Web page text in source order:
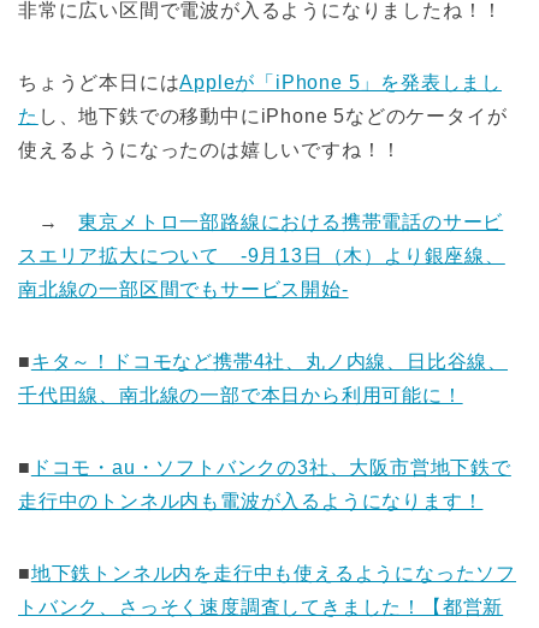
非常に広い区間で電波が入るようになりましたね！！
ちょうど本日にはAppleが「iPhone 5」を発表しまし
た し、地下鉄での移動中にiPhone 5などのケータイが
使えるようになったのは嬉しいですね！！
→東京メトロ一部路線における携帯電話のサービ
スエリア拡大について -9月13日（木）より銀座線、
南北線の一部区間でもサービス開始-
■キタ～！ドコモなど携帯4社、丸ノ内線、日比谷線、
千代田線、南北線の一部で本日から利用可能に！
■ ドコモ・au・ソフトバンクの3社、大阪市営地下鉄で
走行中のトンネル内も電波が入るようになります！
■地下鉄トンネル内を走行中も使えるようになったソフ
トバンク、さっそく速度調査してきました！【都営新